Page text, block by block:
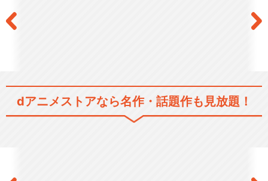
dアニメストアなら名作・話題作も見放題！